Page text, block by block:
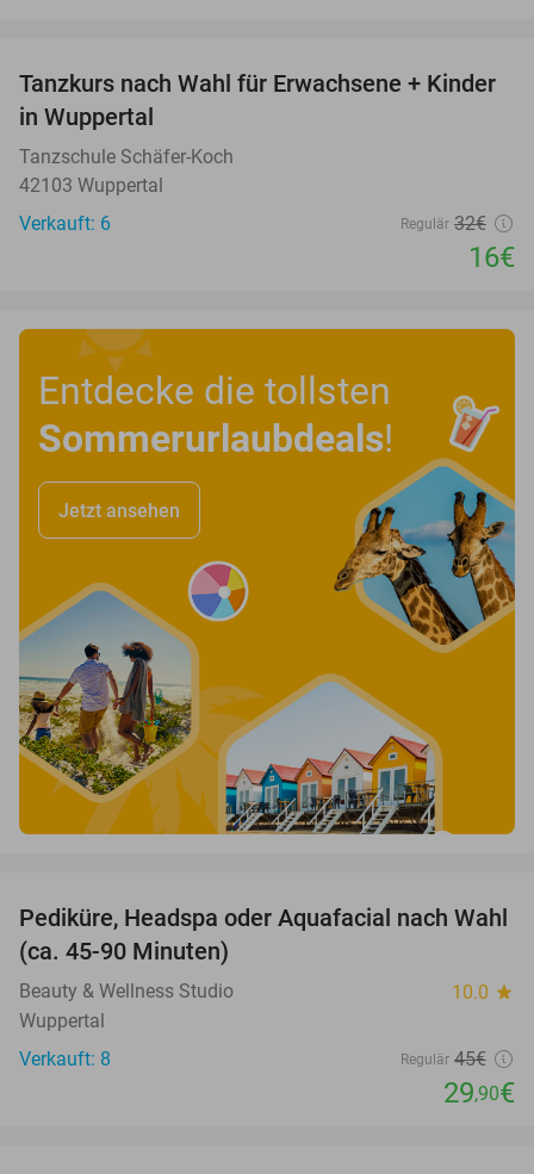
50%
Tanzkurs nach Wahl für Erwachsene + Kinder
in Wuppertal
Tanzschule Schäfer-Koch
42103 Wuppertal
Verkauft: 6
Regulär 32€
16€
Entdecke die tollsten
Sommerurlaubdeals!
Jetzt ansehen
34%
Pediküre, Headspa oder Aquafacial nach Wahl
(ca. 45-90 Minuten)
Beauty & Wellness Studio 10.0 star
Wuppertal
Verkauft: 8
Regulär 45€
29,90€